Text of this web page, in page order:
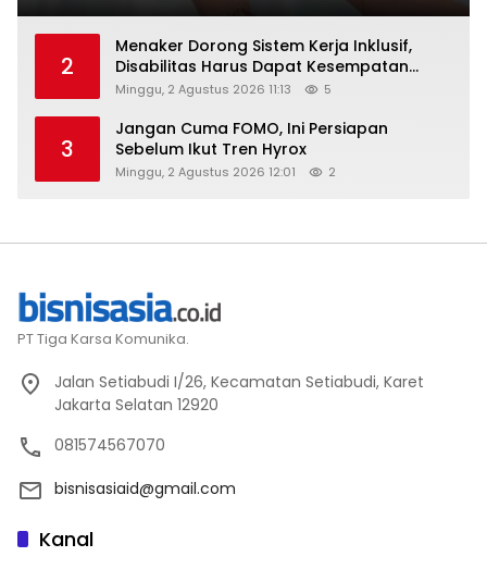
2
Menaker Dorong Sistem Kerja Inklusif,
Disabilitas Harus Dapat Kesempatan
Setara
Minggu, 2 Agustus 2026 11:13 5
3
Jangan Cuma FOMO, Ini Persiapan
Sebelum Ikut Tren Hyrox
Minggu, 2 Agustus 2026 12:01 2
PT Tiga Karsa Komunika.
Jalan Setiabudi I/26, Kecamatan Setiabudi, Karet
Jakarta Selatan 12920
081574567070
bisnisasiaid@gmail.com
Kanal